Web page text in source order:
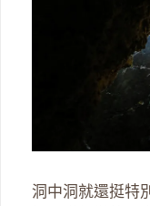
洞中洞就還挺特